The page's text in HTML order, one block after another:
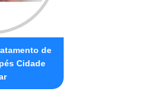
de
Cidade